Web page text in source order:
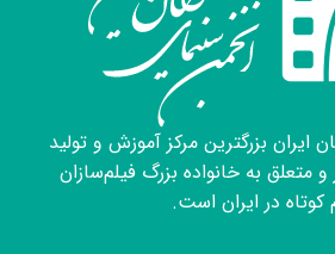
ایران بزرگترین مرکز آموزش و تولید
و متعلق به خانواده بزرگ فیلم‌سازان
کوتاه در ایران است.